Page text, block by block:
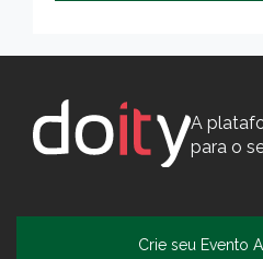
A
para o
Crie seu Evento